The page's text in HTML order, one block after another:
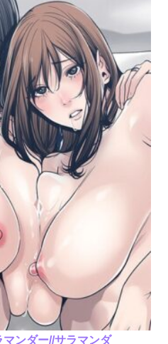
マンダー//サラマンダ